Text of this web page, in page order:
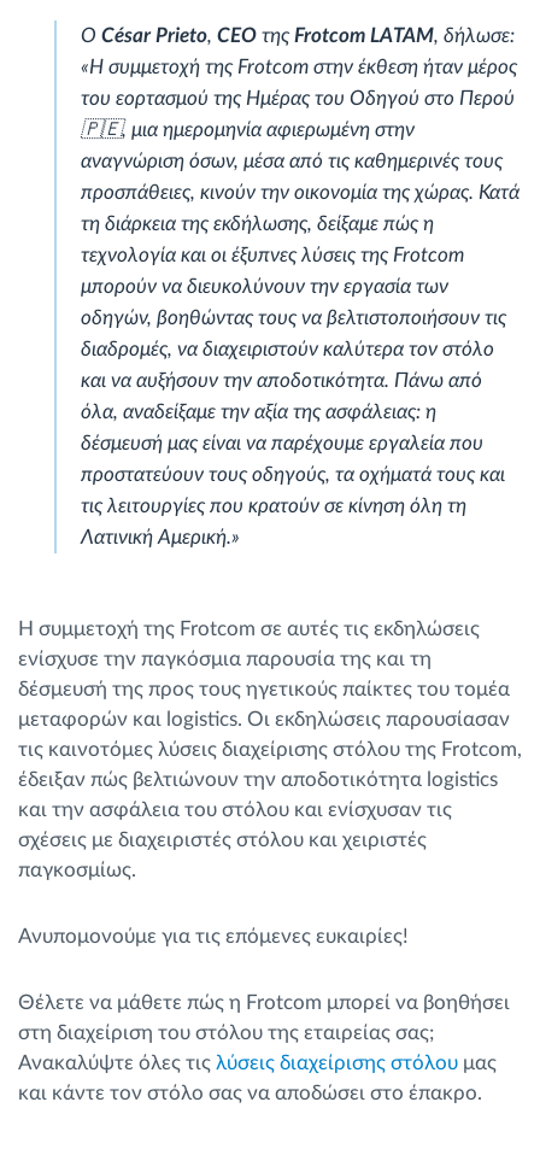
Ο César Prieto, CEO τηςFrotcom LATAM, δήλωσε:
«Η συμμετοχή της Frotcom στην έκθεση ήταν μέρος
του εορτασμού της Ημέρας του Οδηγού στο Περού
🇵🇪, μια ημερομηνία αφιερωμένη στην
αναγνώριση όσων, μέσα από τις καθημερινές τους
προσπάθειες, κινούν την οικονομία της χώρας. Κατά
τη διάρκεια της εκδήλωσης, δείξαμε πώς η
τεχνολογία και οι έξυπνες λύσεις της Frotcom
μπορούν να διευκολύνουν την εργασία των
οδηγών, βοηθώντας τους να βελτιστοποιήσουν τις
διαδρομές, να διαχειριστούν καλύτερα τον στόλο
και να αυξήσουν την αποδοτικότητα. Πάνω από
όλα, αναδείξαμε την αξία της ασφάλειας: η
δέσμευσή μας είναι να παρέχουμε εργαλεία που
προστατεύουν τους οδηγούς, τα οχήματά τους και
τις λειτουργίες που κρατούν σε κίνηση όλη τη
Λατινική Αμερική.»
Η συμμετοχή της Frotcom σε αυτές τις εκδηλώσεις
ενίσχυσε την παγκόσμια παρουσία της και τη
δέσμευσή της προς τους ηγετικούς παίκτες του τομέα
μεταφορών και logistics. Οι εκδηλώσεις παρουσίασαν
τις καινοτόμες λύσεις διαχείρισης στόλου της Frotcom,
έδειξαν πώς βελτιώνουν την αποδοτικότητα logistics
και την ασφάλεια του στόλου και ενίσχυσαν τις
σχέσεις με διαχειριστές στόλου και χειριστές
παγκοσμίως.
Ανυπομονούμε για τις επόμενες ευκαιρίες!
Θέλετε να μάθετε πώς η Frotcom μπορεί να βοηθήσει
στη διαχείριση του στόλου της εταιρείας σας;
Ανακαλύψτε όλες τις λύσεις διαχείρισης στόλου μας
και κάντε τον στόλο σας να αποδώσει στο έπακρο.